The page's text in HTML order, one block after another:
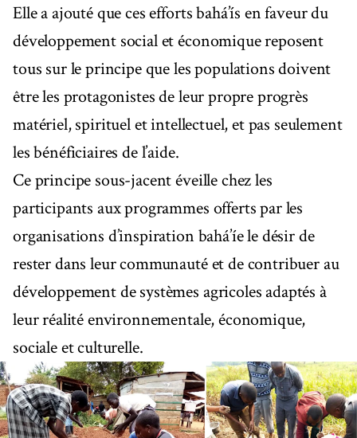
Elle a ajouté que ces efforts bahá’ís en faveur du
développement social et économique reposent
tous sur le principe que les populations doivent
être les protagonistes de leur propre progrès
matériel, spirituel et intellectuel, et pas seulement
les bénéficiaires de l’aide.
Ce principe sous-jacent éveille chez les
participants aux programmes offerts par les
organisations d’inspiration bahá’íe le désir de
rester dans leur communauté et de contribuer au
développement de systèmes agricoles adaptés à
leur réalité environnementale, économique,
sociale et culturelle.